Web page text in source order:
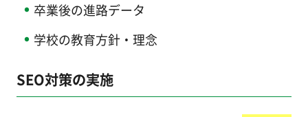
卒業後の進路データ
学校の教育方針・理念
SEO対策の実施